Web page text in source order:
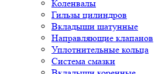
Коленвалы
Гильзы цилиндров
Вкладыши шатунные
Направляющие клапанов
Уплотнительные кольца
Система смазки